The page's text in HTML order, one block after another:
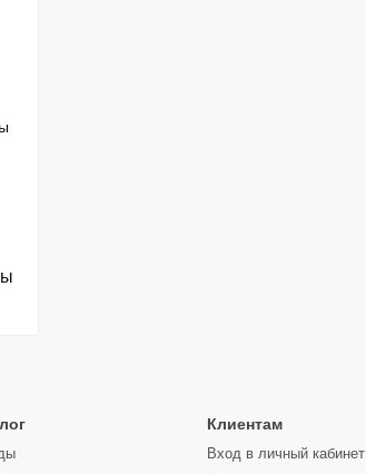
Клиентам
Вход в личный кабинет